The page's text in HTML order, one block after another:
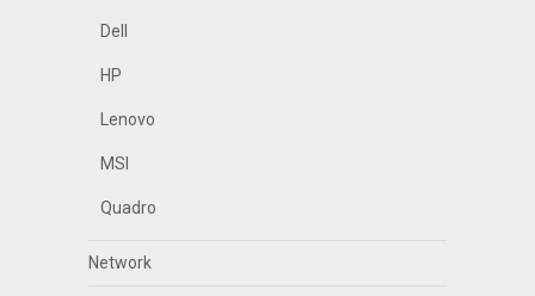
Dell
HP
Lenovo
MSI
Quadro
Network